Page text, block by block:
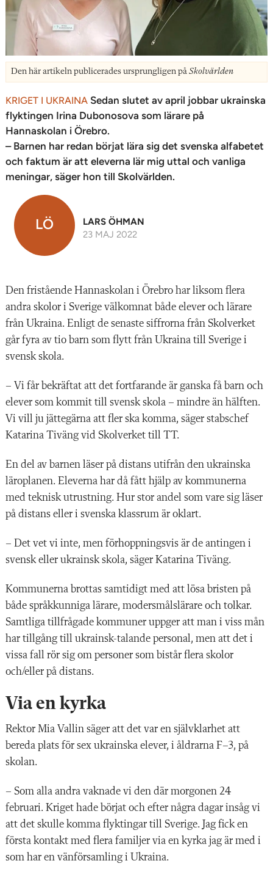
Den här artikeln publicerades ursprungligen på Skolvärlden
KRIGET I UKRAINA Sedan slutet av april jobbar ukrainska
flyktingen Irina Dubonosova som lärare på
Hannaskolan i Örebro.
– Barnen har redan börjat lära sig det svenska alfabetet
och faktum är att eleverna lär mig uttal och vanliga
meningar, säger hon till Skolvärlden.
LÖ
LARS ÖHMAN
23 MAJ 2022
Den fristående Hannaskolan i Örebro har liksom flera
andra skolor i Sverige välkomnat både elever och lärare
från Ukraina. Enligt de senaste siffrorna från Skolverket
går fyra av tio barn som flytt från Ukraina till Sverige i
svensk skola.
– Vi får bekräftat att det fortfarande är ganska få barn och
elever som kommit till svensk skola – mindre än hälften.
Vi vill ju jättegärna att fler ska komma, säger stabschef
Katarina Tiväng vid Skolverket till TT.
En del av barnen läser på distans utifrån den ukrainska
läroplanen. Eleverna har då fått hjälp av kommunerna
med teknisk utrustning. Hur stor andel som vare sig läser
på distans eller i svenska klassrum är oklart.
– Det vet vi inte, men förhoppningsvis är de antingen i
svensk eller ukrainsk skola, säger Katarina Tiväng.
Kommunerna brottas samtidigt med att lösa bristen på
både språkkunniga lärare, modersmålslärare och tolkar.
Samtliga tillfrågade kommuner uppger att man i viss mån
har tillgång till ukrainsk-talande personal, men att det i
vissa fall rör sig om personer som bistår flera skolor
och/eller på distans.
Via en kyrka
Rektor Mia Vallin säger att det var en självklarhet att
bereda plats för sex ukrainska elever, i åldrarna F–3, på
skolan.
– Som alla andra vaknade vi den där morgonen 24
februari. Kriget hade börjat och efter några dagar insåg vi
att det skulle komma flyktingar till Sverige. Jag fick en
första kontakt med flera familjer via en kyrka jag är med i
som har en vänförsamling i Ukraina.